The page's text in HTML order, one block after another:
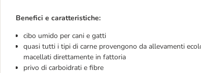
Benefici e caratteristiche:
cibo umido per cani e gatti
quasi tutti i tipi di carne provengono da allevamenti
macellati direttamente in fattoria
privo di carboidrati e fibre